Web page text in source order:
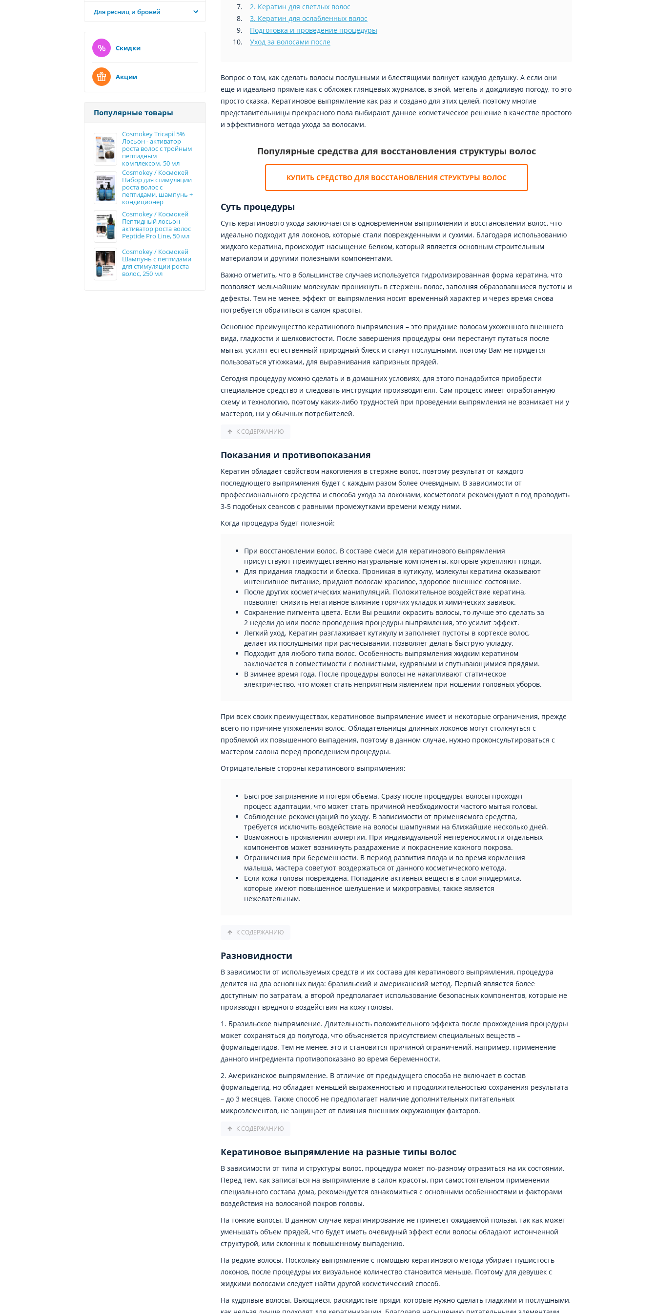
Для ресниц и бровей
Скидки
Акции
Популярные товары
Cosmokey Tricapil 5%
Лосьон - активатор
роста волос с тройным
пептидным
комплексом, 50 мл
Cosmokey / Космокей
Набор для стимуляции
роста волос с
пептидами, шампунь +
кондиционер
Cosmokey / Космокей
Пептидный лосьон -
активатор роста волос
Peptide Pro Line, 50 мл
Cosmokey / Космокей
Шампунь с пептидами
для стимуляции роста
волос, 250 мл
2. Кератин для светлых волос
3. Кератин для ослабленных волос
Подготовка и проведение процедуры
Уход за волосами после
Вопрос о том, как сделать волосы послушными и блестящими волнует каждую девушку. А если они
еще и идеально прямые как с обложек глянцевых журналов, в зной, метель и дождливую погоду, то это
просто сказка. Кератиновое выпрямление как раз и создано для этих целей, поэтому многие
представительницы прекрасного пола выбирают данное косметическое решение в качестве простого
и эффективного метода ухода за волосами.
Популярные средства для восстановления структуры волос
КУПИТЬ СРЕДСТВО ДЛЯ ВОССТАНОВЛЕНИЯ СТРУКТУРЫ ВОЛОС
Суть процедуры
Суть кератинового ухода заключается в одновременном выпрямлении и восстановлении волос, что
идеально подходит для локонов, которые стали поврежденными и сухими. Благодаря использованию
жидкого кератина, происходит насыщение белком, который является основным строительным
материалом и другими полезными компонентами.
Важно отметить, что в большинстве случаев используется гидролизированная форма кератина, что
позволяет мельчайшим молекулам проникнуть в стержень волос, заполняя образовавшиеся пустоты и
дефекты. Тем не менее, эффект от выпрямления носит временный характер и через время снова
потребуется обратиться в салон красоты.
Основное преимущество кератинового выпрямления – это придание волосам ухоженного внешнего
вида, гладкости и шелковистости. После завершения процедуры они перестанут путаться после
мытья, усилят естественный природный блеск и станут послушными, поэтому Вам не придется
пользоваться утюжками, для выравнивания капризных прядей.
Сегодня процедуру можно сделать и в домашних условиях, для этого понадобится приобрести
специальное средство и следовать инструкции производителя. Сам процесс имеет отработанную
схему и технологию, поэтому каких-либо трудностей при проведении выпрямления не возникает ни у
мастеров, ни у обычных потребителей.
К СОДЕРЖАНИЮ
Показания и противопоказания
Кератин обладает свойством накопления в стержне волос, поэтому результат от каждого
последующего выпрямления будет с каждым разом более очевидным. В зависимости от
профессионального средства и способа ухода за локонами, косметологи рекомендуют в год проводить
3-5 подобных сеансов с равными промежутками времени между ними.
Когда процедура будет полезной:
При восстановлении волос. В составе смеси для кератинового выпрямления
присутствуют преимущественно натуральные компоненты, которые укрепляют пряди.
Для придания гладкости и блеска. Проникая в кутикулу, молекулы кератина оказывают
интенсивное питание, придают волосам красивое, здоровое внешнее состояние.
После других косметических манипуляций. Положительное воздействие кератина,
позволяет снизить негативное влияние горячих укладок и химических завивок.
Сохранение пигмента цвета. Если Вы решили окрасить волосы, то лучше это сделать за
2 недели до или после проведения процедуры выпрямления, это усилит эффект.
Легкий уход. Кератин разглаживает кутикулу и заполняет пустоты в кортексе волос,
делает их послушными при расчесывании, позволяет делать быструю укладку.
Подходит для любого типа волос. Особенность выпрямления жидким кератином
заключается в совместимости с волнистыми, кудрявыми и спутывающимися прядями.
В зимнее время года. После процедуры волосы не накапливают статическое
электричество, что может стать неприятным явлением при ношении головных уборов.
При всех своих преимуществах, кератиновое выпрямление имеет и некоторые ограничения, прежде
всего по причине утяжеления волос. Обладательницы длинных локонов могут столкнуться с
проблемой их повышенного выпадения, поэтому в данном случае, нужно проконсультироваться с
мастером салона перед проведением процедуры.
Отрицательные стороны кератинового выпрямления:
Быстрое загрязнение и потеря объема. Сразу после процедуры, волосы проходят
процесс адаптации, что может стать причиной необходимости частого мытья головы.
Соблюдение рекомендаций по уходу. В зависимости от применяемого средства,
требуется исключить воздействие на волосы шампунями на ближайшие несколько дней.
Возможность проявления аллергии. При индивидуальной непереносимости отдельных
компонентов может возникнуть раздражение и покраснение кожного покрова.
Ограничения при беременности. В период развития плода и во время кормления
малыша, мастера советуют воздержаться от данного косметического метода.
Если кожа головы повреждена. Попадание активных веществ в слои эпидермиса,
которые имеют повышенное шелушение и микротравмы, также является
нежелательным.
К СОДЕРЖАНИЮ
Разновидности
В зависимости от используемых средств и их состава для кератинового выпрямления, процедура
делится на два основных вида: бразильский и американский метод. Первый является более
доступным по затратам, а второй предполагает использование безопасных компонентов, которые не
производят вредного воздействия на кожу головы.
1. Бразильское выпрямление. Длительность положительного эффекта после прохождения процедуры
может сохраняться до полугода, что объясняется присутствием специальных веществ –
формальдегидов. Тем не менее, это и становится причиной ограничений, например, применение
данного ингредиента противопоказано во время беременности.
2. Американское выпрямление. В отличие от предыдущего способа не включает в состав
формальдегид, но обладает меньшей выраженностью и продолжительностью сохранения результата
– до 3 месяцев. Также способ не предполагает наличие дополнительных питательных
микроэлементов, не защищает от влияния внешних окружающих факторов.
К СОДЕРЖАНИЮ
Кератиновое выпрямление на разные типы волос
В зависимости от типа и структуры волос, процедура может по-разному отразиться на их состоянии.
Перед тем, как записаться на выпрямление в салон красоты, при самостоятельном применении
специального состава дома, рекомендуется ознакомиться с основными особенностями и факторами
воздействия на волосяной покров головы.
На тонкие волосы. В данном случае кератинирование не принесет ожидаемой пользы, так как может
уменьшать объем прядей, что будет иметь очевидный эффект если волосы обладают истонченной
структурой, или склонны к повышенному выпадению.
На редкие волосы. Поскольку выпрямление с помощью кератинового метода убирает пушистость
локонов, после процедуры их визуальное количество становится меньше. Поэтому для девушек с
жидкими волосами следует найти другой косметический способ.
На кудрявые волосы. Вьющиеся, раскидистые пряди, которые нужно сделать гладкими и послушными,